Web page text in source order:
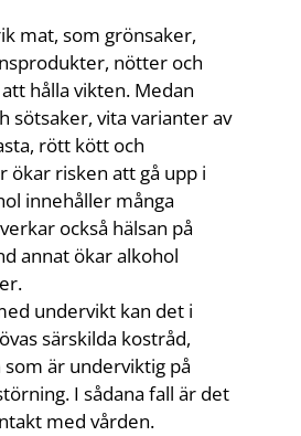
mat, som grönsaker,
nötter och
hålla vikten. Medan
sötsaker, vita varianter av
rött kött och
ökar risken att gå upp i
innehåller många
också hälsan på
annat ökar alkohol
undervikt kan det i
särskilda kostråd,
är underviktig på
I sådana fall är det
med vården.